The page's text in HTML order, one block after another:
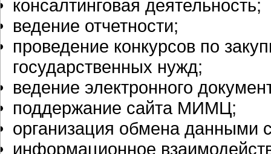
консалтинговая деятельность;
ведение отчетности;
проведение конкурсов по
государственных нужд;
ведение электронного
поддержание сайта МИМЦ;
организация обмена данными
информационное